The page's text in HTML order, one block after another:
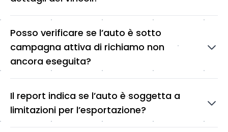
Posso verificare se l’auto è sotto
campagna attiva di richiamo non
ancora eseguita?
Il report indica se l’auto è soggetta a
limitazioni per l’esportazione?